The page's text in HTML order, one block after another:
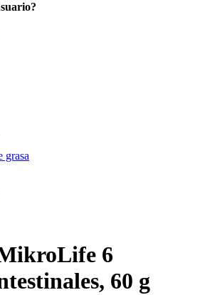
grasa
6
60 g